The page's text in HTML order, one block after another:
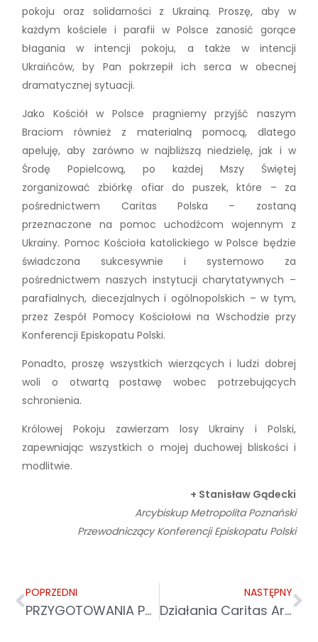
pokoju oraz solidarności z Ukrainą. Proszę, aby w
każdym kościele i parafii w Polsce zanosić gorące
błagania w intencji pokoju, a także w intencji
Ukraińców, by Pan pokrzepił ich serca w obecnej
dramatycznej sytuacji.
Jako Kościół w Polsce pragniemy przyjść naszym
Braciom również z materialną pomocą, dlatego
apeluję, aby zarówno w najbliższą niedzielę, jak i w
Środę Popielcową, po każdej Mszy Świętej
zorganizować zbiórkę ofiar do puszek, które – za
pośrednictwem Caritas Polska – zostaną
przeznaczone na pomoc uchodźcom wojennym z
Ukrainy. Pomoc Kościoła katolickiego w Polsce będzie
świadczona sukcesywnie i systemowo za
pośrednictwem naszych instytucji charytatywnych –
parafialnych, diecezjalnych i ogólnopolskich – w tym,
przez Zespół Pomocy Kościołowi na Wschodzie przy
Konferencji Episkopatu Polski.
Ponadto, proszę wszystkich wierzących i ludzi dobrej
woli o otwartą postawę wobec potrzebujących
schronienia.
Królowej Pokoju zawierzam losy Ukrainy i Polski,
zapewniając wszystkich o mojej duchowej bliskości i
modlitwie.
+ Stanisław Gądecki
Arcybiskup Metropolita Poznański
Przewodniczący Konferencji Episkopatu Polski
POPRZEDNI
PRZYGOTOWANIA POMOCY DLA UCHODŹCÓW Z UKRAINY
NASTĘPNY
Działania Caritas Archidiecezji Przemyskiej